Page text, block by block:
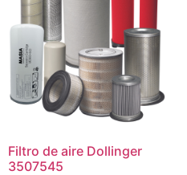
Filtro de aire Dollinger
3507545